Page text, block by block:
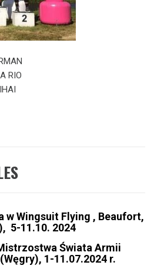
RIO
w Wingsuit Flying , Beaufort,
5-11.10. 2024
Świata Armii
1-11.07.2024 r.